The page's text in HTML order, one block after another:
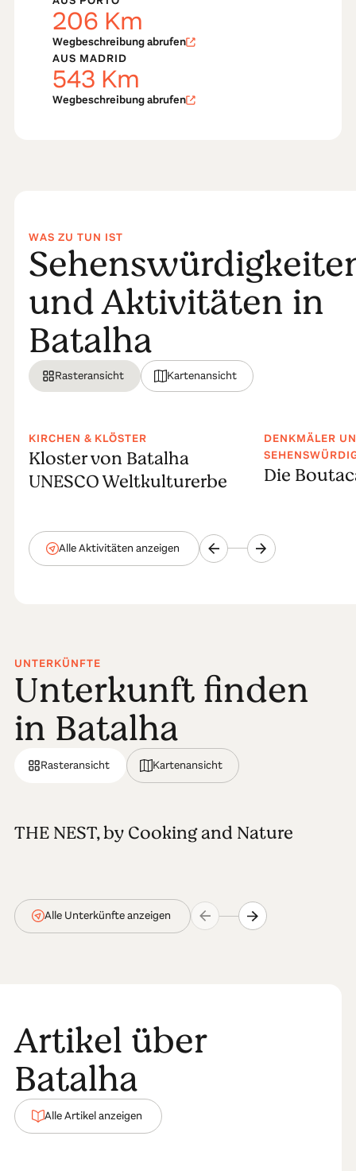
206 Km
Wegbeschreibung abrufen
AUS MADRID
543 Km
Wegbeschreibung abrufen
WAS ZU TUN IST
und Aktivitäten in
Batalha
Rasteransicht Kartenansicht
KIRCHEN & KLÖSTER
Kloster von Batalha
UNESCO Weltkulturerbe
DENKMÄLER
Die
Alle Aktivitäten anzeigen
UNTERKÜNFTE
Unterkunft finden
in Batalha
Rasteransicht Kartenansicht
THE NEST, by Cooking and Nature
Alle Unterkünfte anzeigen
Artikel über
Batalha
Alle Artikel anzeigen